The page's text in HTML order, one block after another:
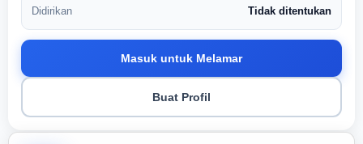
Didirikan Tidak ditentukan
Masuk untuk Melamar
Buat Profil